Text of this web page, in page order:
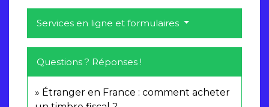
Services en ligne et formulaires
Questions ? Réponses !
Étranger en France : comment acheter